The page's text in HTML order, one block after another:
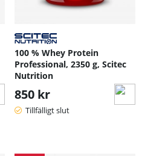
100 % Whey Protein
Professional, 2350 g, Scitec
Nutrition
850 kr
Tillfälligt slut